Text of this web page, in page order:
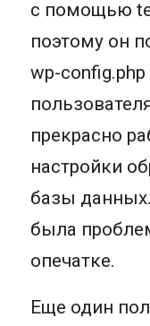
с помощью
поэтому он
wp-
прекрасно
настройки
базы
была
опечатке.
Еще один